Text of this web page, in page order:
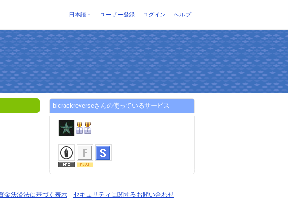
日本語 ユーザー登録 ログイン ヘルプ
blcrackreverseさんの使っているサービス
金決済法に基づく表示 - セキュリティに関するお問い合わせ